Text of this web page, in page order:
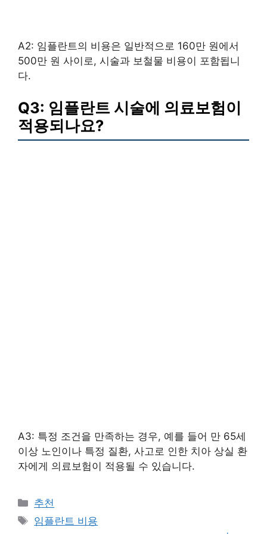
A2: 임플란트의 비용은 일반적으로 160만 원에서
500만 원 사이로, 시술과 보철물 비용이 포함됩니
다.
Q3: 임플란트 시술에 의료보험이
적용되나요?
A3: 특정 조건을 만족하는 경우, 예를 들어 만 65세
이상 노인이나 특정 질환, 사고로 인한 치아 상실 환
자에게 의료보험이 적용될 수 있습니다.
카
테
고
추천
태
임플란트 비용